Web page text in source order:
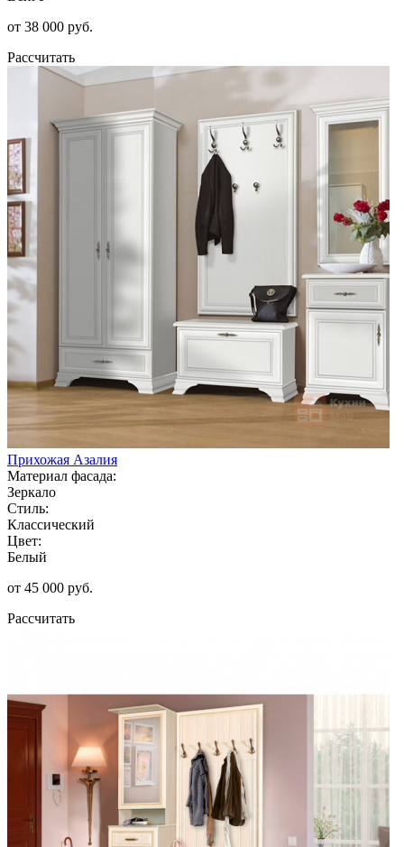
от 38 000 руб.
Рассчитать
Прихожая Азалия
Материал фасада:
Зеркало
Стиль:
Классический
Цвет:
Белый
от 45 000 руб.
Рассчитать